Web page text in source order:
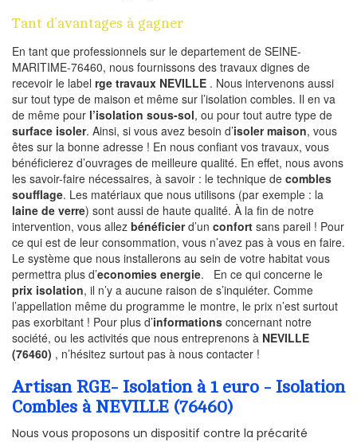
Tant d’avantages à gagner
En tant que professionnels sur le departement de SEINE-
MARITIME-76460, nous fournissons des travaux dignes de
recevoir le label rge travaux NEVILLE . Nous intervenons aussi
sur tout type de maison et même sur l’isolation combles. Il en va
de même pour l’isolation sous-sol, ou pour tout autre type de
surface isoler. Ainsi, si vous avez besoin d’isoler maison, vous
êtes sur la bonne adresse ! En nous confiant vos travaux, vous
bénéficierez d’ouvrages de meilleure qualité. En effet, nous avons
les savoir-faire nécessaires, à savoir : le technique de combles
soufflage. Les matériaux que nous utilisons (par exemple : la
laine de verre) sont aussi de haute qualité. À la fin de notre
intervention, vous allez bénéficierd’un confort sans pareil ! Pour
ce qui est de leur consommation, vous n’avez pas à vous en faire.
Le système que nous installerons au sein de votre habitat vous
permettra plus d’economies energie. En ce qui concerne le
prix isolation, il n’y a aucune raison de s’inquiéter. Comme
l’appellation même du programme le montre, le prix n’est surtout
pas exorbitant ! Pour plus d’informations concernant notre
société, ou les activités que nous entreprenons à NEVILLE
(76460) , n’hésitez surtout pas à nous contacter !
Artisan RGE- Isolation à 1 euro - Isolation
Combles à NEVILLE (76460)
Nous vous proposons un dispositif contre la précarité